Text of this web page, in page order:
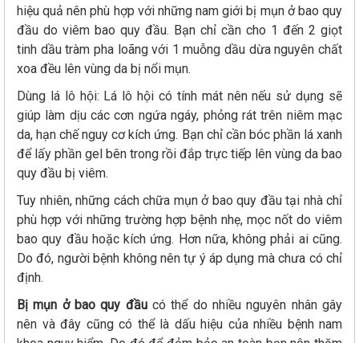
hiệu quả nên phù hợp với những nam giới bị mụn ở bao quy
đầu do viêm bao quy đầu. Bạn chỉ cần cho 1 đến 2 giọt
tinh dầu tràm pha loãng với 1 muỗng dầu dừa nguyên chất
xoa đều lên vùng da bị nổi mụn.
Dùng lá lô hội: Lá lô hội có tính mát nên nếu sử dụng sẽ
giúp làm dịu các cơn ngứa ngáy, phỏng rát trên niêm mạc
da, hạn chế nguy cơ kích ứng. Bạn chỉ cần bóc phần lá xanh
để lấy phần gel bên trong rồi đắp trực tiếp lên vùng da bao
quy đầu bị viêm.
Tuy nhiên, những cách chữa mụn ở bao quy đầu tại nhà chỉ
phù hợp với những trường hợp bệnh nhẹ, mọc nốt do viêm
bao quy đầu hoặc kích ứng. Hơn nữa, không phải ai cũng.
Do đó, người bệnh không nên tự ý áp dụng mà chưa có chỉ
định.
Bị mụn ở bao quy đầucó thể do nhiều nguyên nhân gây
nên và đây cũng có thể là dấu hiệu của nhiều bệnh nam